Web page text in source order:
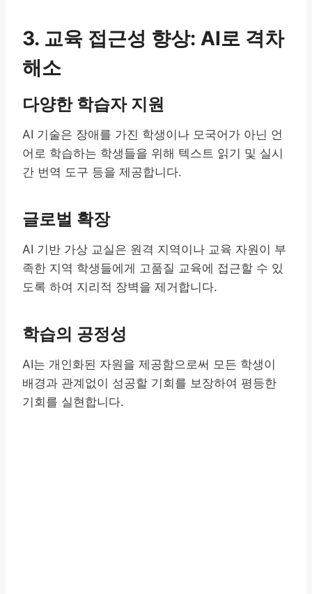
3. 교육 접근성 향상: AI로 격차
해소
다양한 학습자 지원
AI 기술은 장애를 가진 학생이나 모국어가 아닌 언
어로 학습하는 학생들을 위해 텍스트 읽기 및 실시
간 번역 도구 등을 제공합니다.
글로벌 확장
AI 기반 가상 교실은 원격 지역이나 교육 자원이 부
족한 지역 학생들에게 고품질 교육에 접근할 수 있
도록 하여 지리적 장벽을 제거합니다.
학습의 공정성
AI는 개인화된 자원을 제공함으로써 모든 학생이
배경과 관계없이 성공할 기회를 보장하여 평등한
기회를 실현합니다.